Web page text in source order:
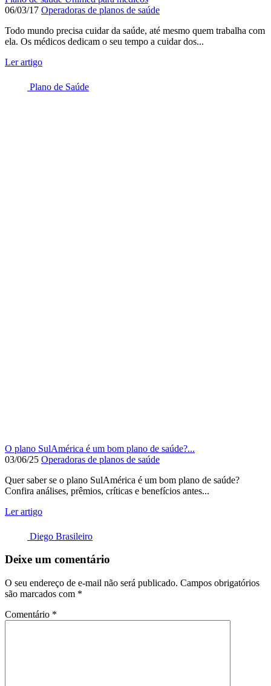
06/03/17 Operadoras de planos de saúde
Todo mundo precisa cuidar da saúde, até mesmo quem trabalha com
ela. Os médicos dedicam o seu tempo a cuidar dos...
Ler artigo
Plano de Saúde
O plano SulAmérica é um bom plano de saúde?...
03/06/25 Operadoras de planos de saúde
Quer saber se o plano SulAmérica é um bom plano de saúde?
Confira análises, prêmios, críticas e benefícios antes...
Ler artigo
Diego Brasileiro
Deixe um comentário
O seu endereço de e-mail não será publicado. Campos obrigatórios
são marcados com *
Comentário *